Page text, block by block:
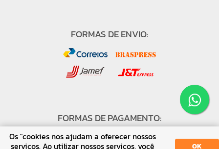
FORMAS DE ENVIO:
FORMAS DE PAGAMENTO:
Os "cookies nos ajudam a oferecer nossos
serviços. Ao utilizar nossos serviços, você
OK